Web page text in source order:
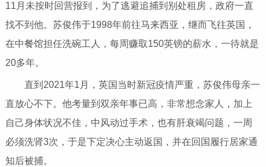
11月未按时回营报到，为了逃避追捕到别处租房，政府一直
找不到他。苏俊伟于1998年前往马来西亚，继而飞往英国，
在中餐馆担任洗碗工人，每周赚取150英镑的薪水，一待就是
20多年。
直到2021年1月，英国当时新冠疫情严重，苏俊伟母亲一
直放心不下。他考量到双亲年事已高，非常想念家人，加上
自己身体状况不佳，中风动过手术，也有肝衰竭问题，一周
必须洗肾3次，于是下定决心主动返国，并在回国履行居家通
知后被捕。